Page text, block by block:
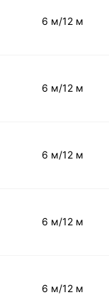
6 м/12 м
6 м/12 м
6 м/12 м
6 м/12 м
6 м/12 м